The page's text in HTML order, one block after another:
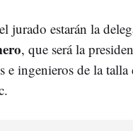
jurado estarán la
, que será la
e ingenieros de la talla